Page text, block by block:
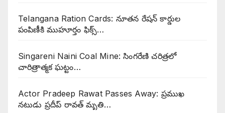
Telangana Ration Cards: నూతన రేషన్ కార్డుల
పంపిణీకి ముహూర్తం ఫిక్స్‌…
Singareni Naini Coal Mine: సింగరేణి చరిత్రలో
చారిత్రాత్మక ఘట్టం…
Actor Pradeep Rawat Passes Away: ప్రముఖ
నటుడు ప్రదీప్ రావత్ మృతి…